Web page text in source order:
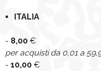
ITALIA
- 8,00 €
per acquisti da 0,01 a
- 10,00 €